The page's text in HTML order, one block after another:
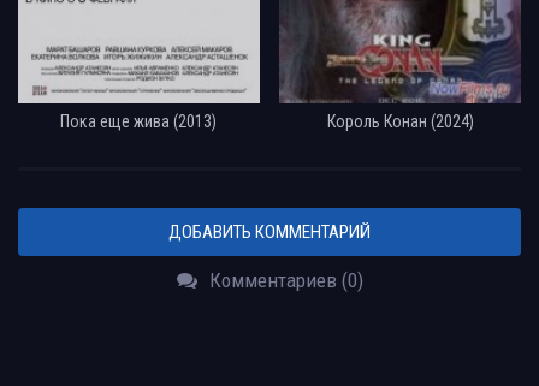
Пока еще жива (2013) Король Конан (2024)
ДОБАВИТЬ КОММЕНТАРИЙ
Комментариев (0)